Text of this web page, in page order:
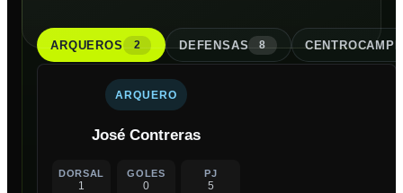
ARQUEROS 2 DEFENSAS 8
ARQUERO
José Contreras
DORSAL
1
GOLES
0
PJ
5